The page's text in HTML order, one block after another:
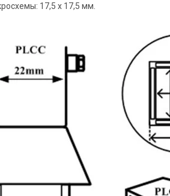
17,5 х 17,5 мм.